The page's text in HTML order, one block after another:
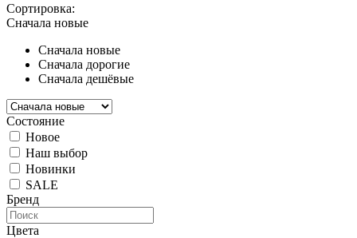
Сортировка:
Сначала новые
Сначала новые
Сначала дорогие
Сначала дешёвые
Состояние
Новое
Наш выбор
Новинки
SALE
Бренд
Цвета